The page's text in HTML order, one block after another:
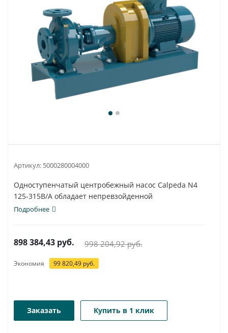
Артикул: 5000280004000
Одноступенчатый центробежный насос Calpeda N4
125-315B/A обладает непревзойденной
универсальностью...
Подробнее
898 384,43 руб. 998 204,92руб.
Экономия 99 820,49 руб.
Заказать Купить в 1 клик